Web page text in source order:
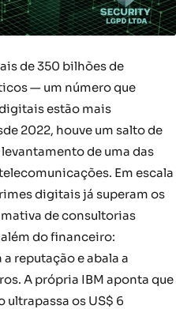
de 350 bilhões de
— um número que
estão mais
2022, houve um salto de
de uma das
Em escala
digitais já superam os
de consultorias
do financeiro:
reputação e abala a
A própria IBM aponta que
ultrapassa os US$ 6